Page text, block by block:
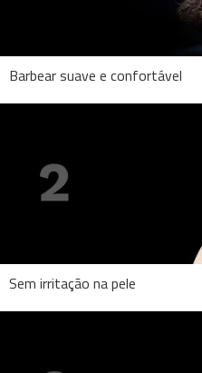
Barbear suave e confortável
Sem irritação na pele